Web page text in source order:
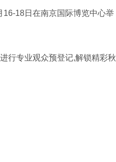
18日在南京国际博览中心举
行专业观众预登记,解锁精彩秋